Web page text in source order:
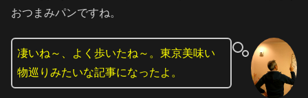
おつまみパンですね。
凄いね～、よく歩いたね～。東京美味い
物巡りみたいな記事になったよ。